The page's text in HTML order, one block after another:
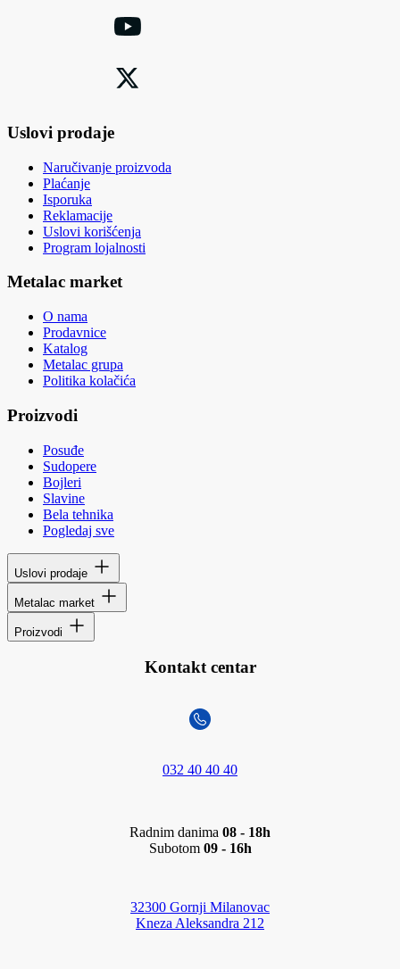
Uslovi prodaje
Naručivanje proizvoda
Plaćanje
Isporuka
Reklamacije
Uslovi korišćenja
Program lojalnosti
Metalac market
O nama
Prodavnice
Katalog
Metalac grupa
Politika kolačića
Proizvodi
Posuđe
Sudopere
Bojleri
Slavine
Bela tehnika
Pogledaj sve
Uslovi prodaje
Metalac market
Proizvodi
Kontakt centar
032 40 40 40
Radnim danima 08 - 18h
Subotom 09 - 16h
32300 Gornji Milanovac
Kneza Aleksandra 212